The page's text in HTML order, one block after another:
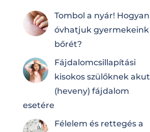
Tombol a nyár! Hogyan
óvhatjuk gyermekeink
bőrét?
Fájdalomcsilla­pí­tá­si
kisokos szülőknek akut
(heveny) fájdalom
esetére
Félelem és rettegés a